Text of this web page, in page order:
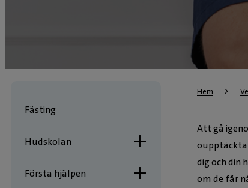
Fästing
Hudskolan
Första hjälpen
Hem
Att gå
oupptäckta
dig och din
om de får